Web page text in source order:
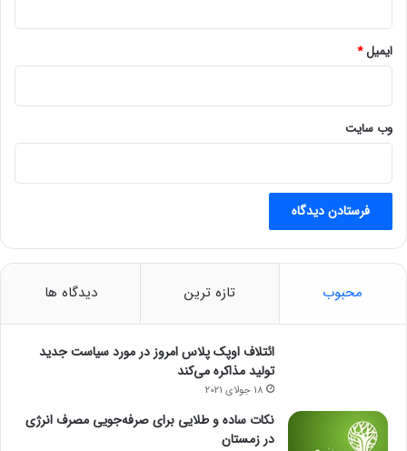
ن
ا
ش
ن
د
ایمیل*
وب‌ سایت
محبوب تازه ترین دیدگاه ها
ائتلاف اوپک پلاس امروز در مورد سیاست جدید
تولید مذاکره می‌کند
18 جولای 2021
نکات ساده و طلایی برای صرفه‌جویی مصرف انرژی
در زمستان